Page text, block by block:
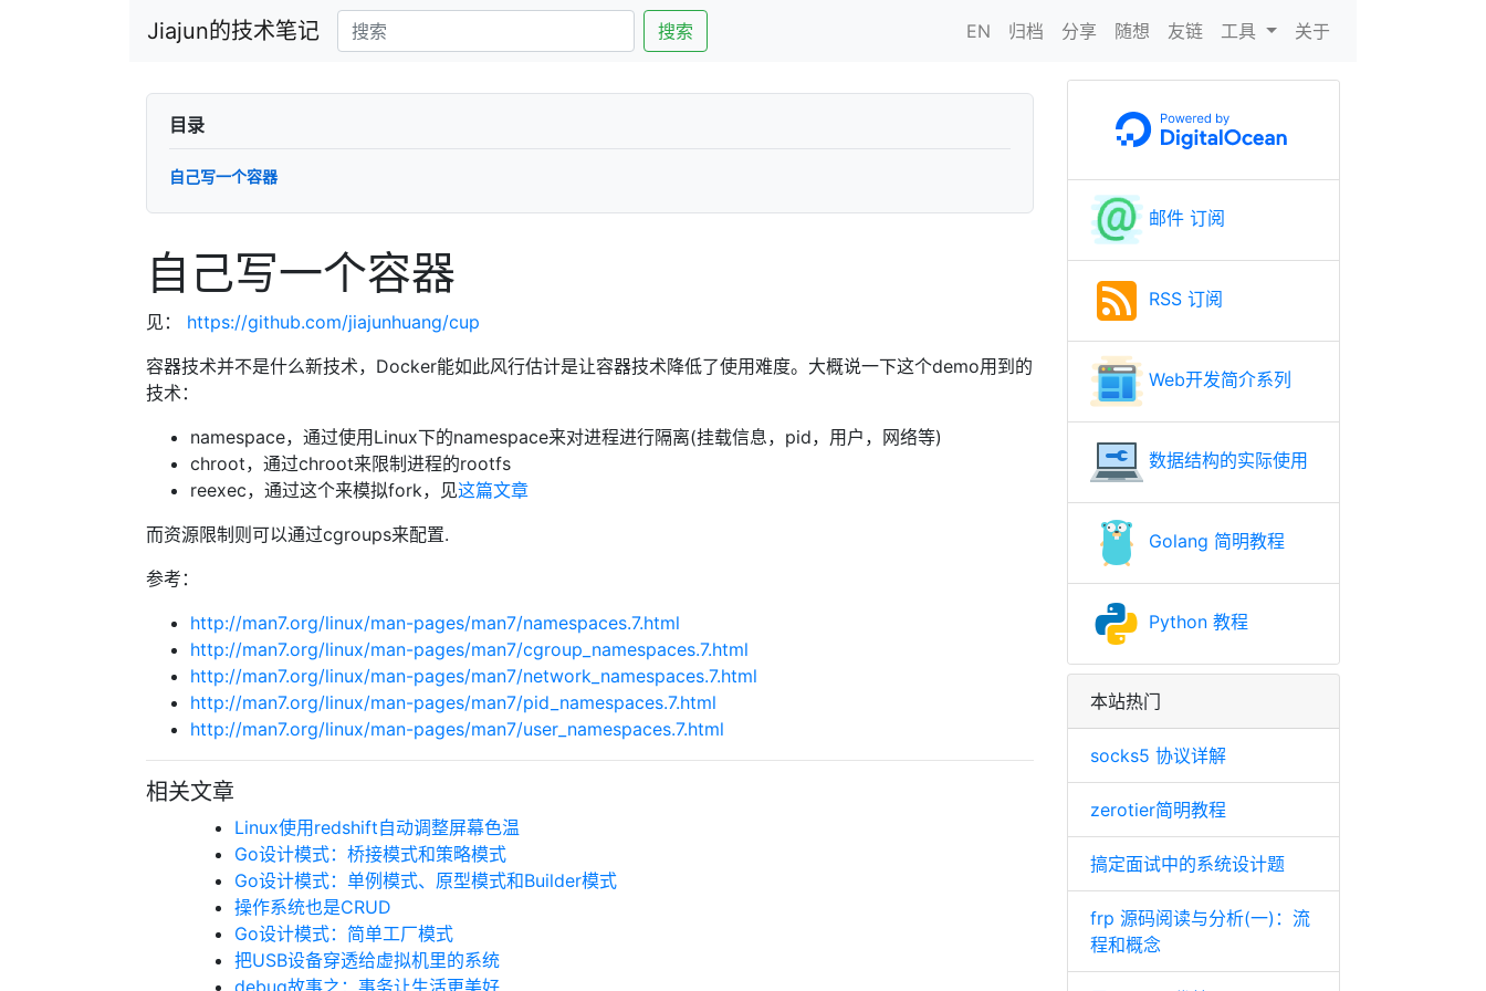
Jiajun的技术笔记 搜索 EN 归档 分享 随想 友链 工具 关于
目录
自己写一个容器
自己写一个容器
见： https://github.com/jiajunhuang/cup
容器技术并不是什么新技术，Docker能如此风行估计是让容器技术降低了使用难度。大概说一下这个demo用到的
技术：
namespace，通过使用Linux下的namespace来对进程进行隔离(挂载信息，pid，用户，网络等)
chroot，通过chroot来限制进程的rootfs
reexec，通过这个来模拟fork，见这篇文章
而资源限制则可以通过cgroups来配置.
参考：
http://man7.org/linux/man-pages/man7/namespaces.7.html
http://man7.org/linux/man-pages/man7/cgroup_namespaces.7.html
http://man7.org/linux/man-pages/man7/network_namespaces.7.html
http://man7.org/linux/man-pages/man7/pid_namespaces.7.html
http://man7.org/linux/man-pages/man7/user_namespaces.7.html
相关文章
Linux使用redshift自动调整屏幕色温
Go设计模式：桥接模式和策略模式
Go设计模式：单例模式、原型模式和Builder模式
操作系统也是CRUD
Go设计模式：简单工厂模式
把USB设备穿透给虚拟机里的系统
debug故事之：事务让生活更美好
邮件 订阅
RSS 订阅
Web开发简介系列
数据结构的实际使用
Golang 简明教程
Python 教程
本站热门
socks5 协议详解
zerotier简明教程
搞定面试中的系统设计题
frp 源码阅读与分析(一)：流
程和概念